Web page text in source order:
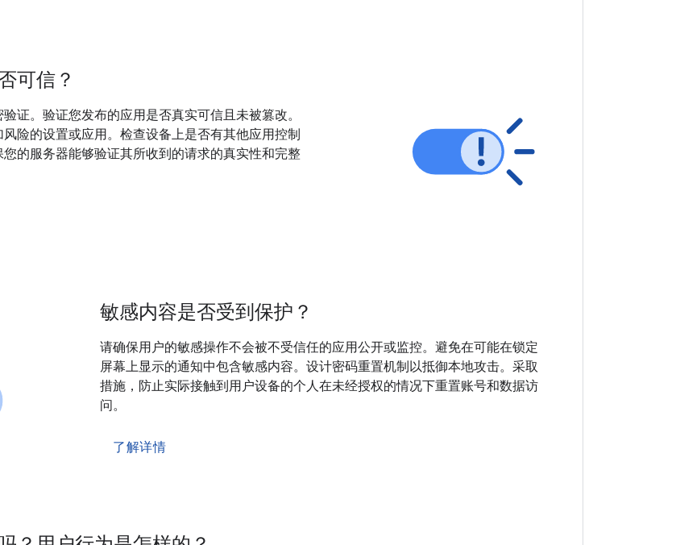
可信？
证。验证您发布的应用是否真实可信且未被篡改。
险的设置或应用。检查设备上是否有其他应用控制
的服务器能够验证其所收到的请求的真实性和完整
敏感内容是否受到保护？
请确保用户的敏感操作不会被不受信任的应用公开或监控。避免在可能在锁定
屏幕上显示的通知中包含敏感内容。设计密码重置机制以抵御本地攻击。采取
措施，防止实际接触到用户设备的个人在未经授权的情况下重置账号和数据访
问。
了解详情